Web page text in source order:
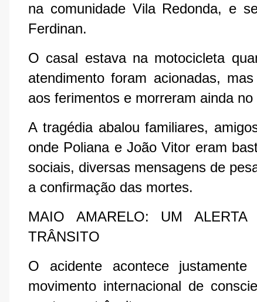
na comunidade Vila Redonda, e
Ferdinan.
O casal estava na motocicleta
atendimento foram acionadas,
aos ferimentos e morreram ainda no
A tragédia abalou familiares,
onde Poliana e João Vitor eram
sociais, diversas mensagens de
a confirmação das mortes.
MAIO AMARELO: UM
TRÂNSITO
O acidente acontece
movimento internacional de